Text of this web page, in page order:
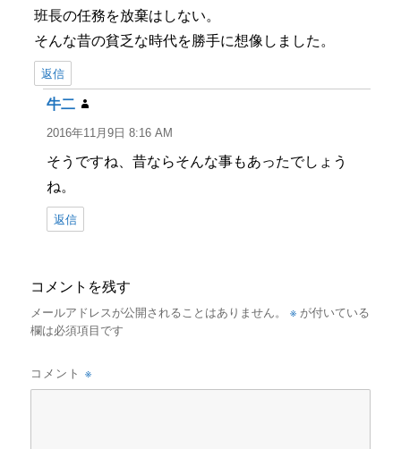
班長の任務を放棄はしない。
そんな昔の貧乏な時代を勝手に想像しました。
返信
牛二
り:
2016年11月9日 8:16 AM
そうですね、昔ならそんな事もあったでしょう
ね。
返信
コメントを残す
メールアドレスが公開されることはありません。 ※ が付いている
欄は必須項目です
コメント※